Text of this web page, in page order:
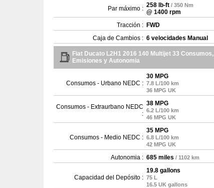
Par máximo : 258 lb-ft / 350 Nm
@ 1400 rpm
Tracción : FWD
Caja de Cambios : 6 velocidades Manual
Fiat Ducato L2H1 2016 140 Multijet 33 Consumos,
Emisiones y Autonomia
Consumos - Urbano NEDC :
30 MPG
7.8 L/100 km
36 MPG UK
Consumos - Extraurbano NEDC
:
38 MPG
6.2 L/100 km
46 MPG UK
Consumos - Medio NEDC :
35 MPG
6.8 L/100 km
42 MPG UK
Autonomia : 685 miles / 1102 km
Capacidad del Depósito :
19.8 gallons
75 L
16.5 UK gallons